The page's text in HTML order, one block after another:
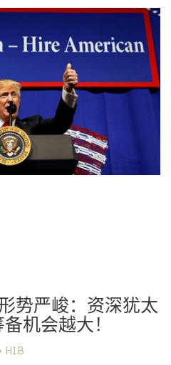
势严峻：资深犹太
机会越大！
H1B